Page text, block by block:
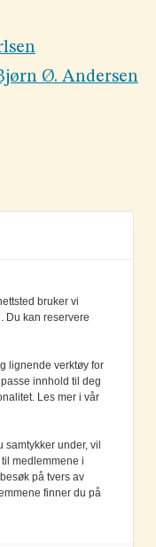
Ø. Andersen
bruker vi
Du kan reservere
lignende verktøy for
innhold til deg
Les mer i vår
under, vil
medlemmene i
på tvers av
finner du på